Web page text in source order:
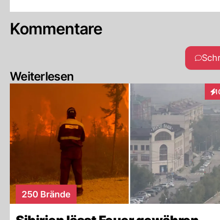
Kommentare
Weiterlesen
250 Brände